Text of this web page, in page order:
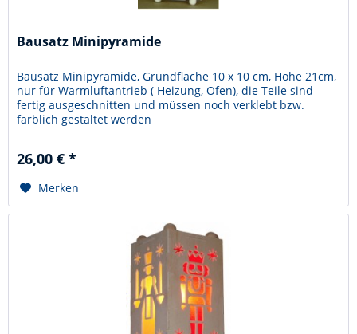
Bausatz Minipyramide
Bausatz Minipyramide, Grundfläche 10 x 10 cm, Höhe 21cm,
nur für Warmluftantrieb ( Heizung, Ofen), die Teile sind
fertig ausgeschnitten und müssen noch verklebt bzw.
farblich gestaltet werden
26,00 € *
Merken